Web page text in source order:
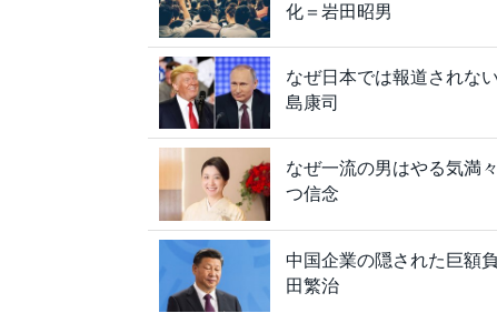
化＝岩田昭男
なぜ日本では報道されな
島康司
なぜ一流の男はやる気満
つ信念
中国企業の隠された巨額
田繁治